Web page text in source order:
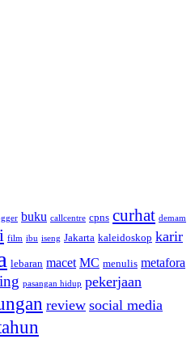
buku callcentre cpns curhat demam
film ibu iseng Jakarta kaleidoskop karir
lebaran macet MC menulis metafora
pasangan hidup pekerjaan
review social media